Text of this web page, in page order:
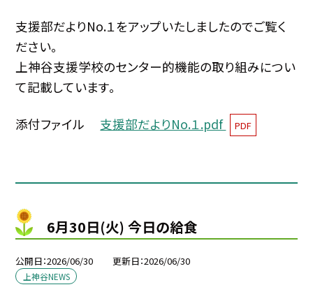
支援部だよりNo.１をアップいたしましたのでご覧く
ださい。
上神谷支援学校のセンター的機能の取り組みについ
て記載しています。
添付ファイル 支援部だよりNo.１.pdf PDF
6月30日(火) 今日の給食
公開日 2026/06/30 更新日 2026/06/30
上神谷NEWS